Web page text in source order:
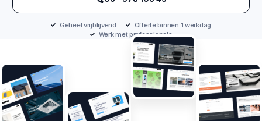
Geheel vrijblijvend
Offerte binnen 1 werkdag
Werk met professionals